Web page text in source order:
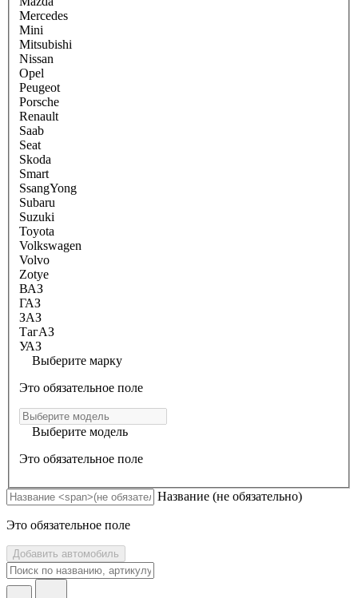
Mercedes
Mini
Mitsubishi
Nissan
Opel
Peugeot
Porsche
Renault
Saab
Seat
Skoda
Smart
SsangYong
Subaru
Suzuki
Toyota
Volkswagen
Volvo
Zotye
ВАЗ
ГАЗ
ЗАЗ
ТагАЗ
УАЗ
Выберите марку
Это обязательное поле
Выберите модель
Это обязательное поле
Название (не обязательно)
Это обязательное поле
Добавить автомобиль